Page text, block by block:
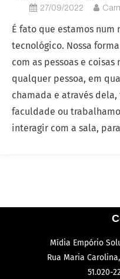
27/09/2022
É fato que estamos num
tecnológico. Nossa
com as pessoas e coisas
qualquer pessoa, em
chamada e através
faculdade ou
interagir com a sala,
Mídia Empório
Rua Maria
51.020-